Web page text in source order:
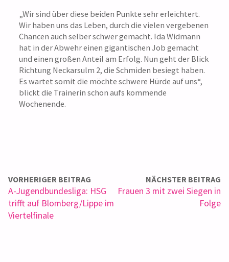
„Wir sind über diese beiden Punkte sehr erleichtert.
Wir haben uns das Leben, durch die vielen vergebenen
Chancen auch selber schwer gemacht. Ida Widmann
hat in der Abwehr einen gigantischen Job gemacht
und einen großen Anteil am Erfolg. Nun geht der Blick
Richtung Neckarsulm 2, die Schmiden besiegt haben.
Es wartet somit die möchte schwere Hürde auf uns“,
blickt die Trainerin schon aufs kommende
Wochenende.
VORHERIGER BEITRAG
A-Jugendbundesliga: HSG
trifft auf Blomberg/Lippe im
Viertelfinale
NÄCHSTER BEITRAG
Frauen 3 mit zwei Siegen in
Folge